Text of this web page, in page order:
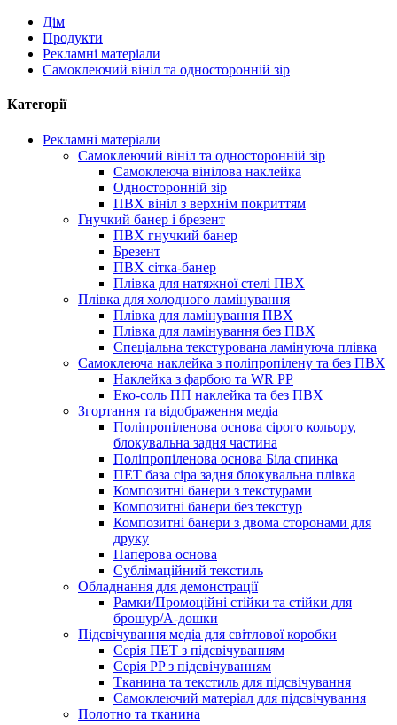
Дім
Продукти
Рекламні матеріали
Самоклеючий вініл та односторонній зір
Категорії
Рекламні матеріали
Самоклеючий вініл та односторонній зір
Самоклеюча вінілова наклейка
Односторонній зір
ПВХ вініл з верхнім покриттям
Гнучкий банер і брезент
ПВХ гнучкий банер
Брезент
ПВХ сітка-банер
Плівка для натяжної стелі ПВХ
Плівка для холодного ламінування
Плівка для ламінування ПВХ
Плівка для ламінування без ПВХ
Спеціальна текстурована ламінуюча плівка
Самоклеюча наклейка з поліпропілену та без ПВХ
Наклейка з фарбою та WR PP
Еко-соль ПП наклейка та без ПВХ
Згортання та відображення медіа
Поліпропіленова основа сірого кольору,
блокувальна задня частина
Поліпропіленова основа Біла спинка
ПЕТ база сіра задня блокувальна плівка
Композитні банери з текстурами
Композитні банери без текстур
Композитні банери з двома сторонами для
друку
Паперова основа
Сублімаційний текстиль
Обладнання для демонстрації
Рамки/Промоційні стійки та стійки для
брошур/А-дошки
Підсвічування медіа для світлової коробки
Серія ПЕТ з підсвічуванням
Серія PP з підсвічуванням
Тканина та текстиль для підсвічування
Самоклеючий матеріал для підсвічування
Полотно та тканина